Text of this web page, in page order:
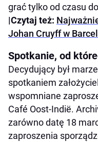
grać tylko od czasu
|Czytaj też:
Johan Cruyff w
Spotkanie, od
Decydujący był
spotkaniem
wspomniane
Café Oost-Indië.
zarówno datę 18
zaproszenia